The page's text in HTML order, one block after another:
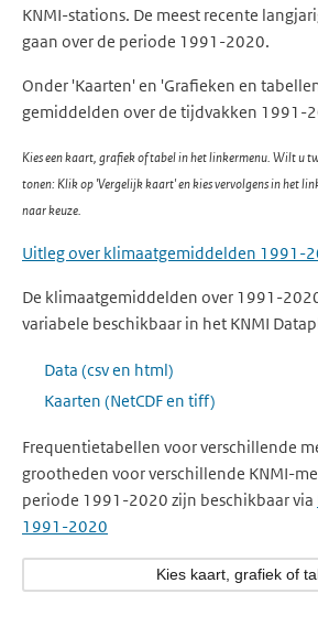
KNMI-stations. De meest recente
gaan over de periode 1991-2020.
Onder 'Kaarten' en 'Grafieken en
gemiddelden over de tijdvakken 1991-
Kies een kaart, grafiek of tabel in het linkermenu. Wilt u
tonen: Klik op 'Vergelijk kaart' en kies vervolgens in het
naar keuze.
Uitleg over klimaatgemiddelden 1991-
De klimaatgemiddelden over 1991-
variabele beschikbaar in het KNMI
Data (csv en html)
Kaarten (NetCDF en tiff)
Frequentietabellen voor verschillende
grootheden voor verschillende KNMI-
periode 1991-2020 zijn beschikbaar via
1991-2020
Kies kaart, grafiek of